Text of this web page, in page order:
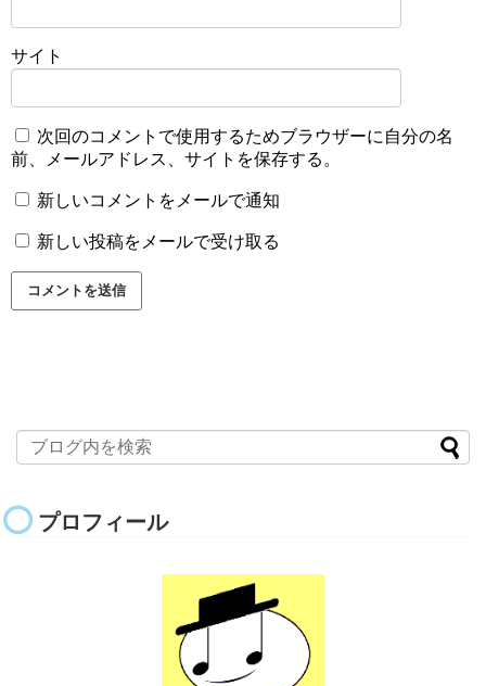
サイト
次回のコメントで使用するためブラウザーに自分の名
前、メールアドレス、サイトを保存する。
新しいコメントをメールで通知
新しい投稿をメールで受け取る
プロフィール